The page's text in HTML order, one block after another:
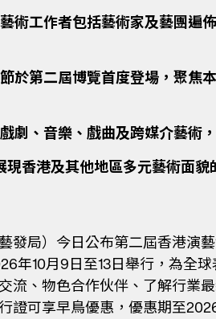
術工作者包括藝術家及藝團遍
於第二屆博覽首度登場，聚焦
劇、音樂、戲曲及跨媒介藝術
香港及其他地區多元藝術面
發局）今日公布第二屆香港演
年10月9日至13日舉行，為全
流、物色合作伙伴、了解行業
證可享早鳥優惠，優惠期至